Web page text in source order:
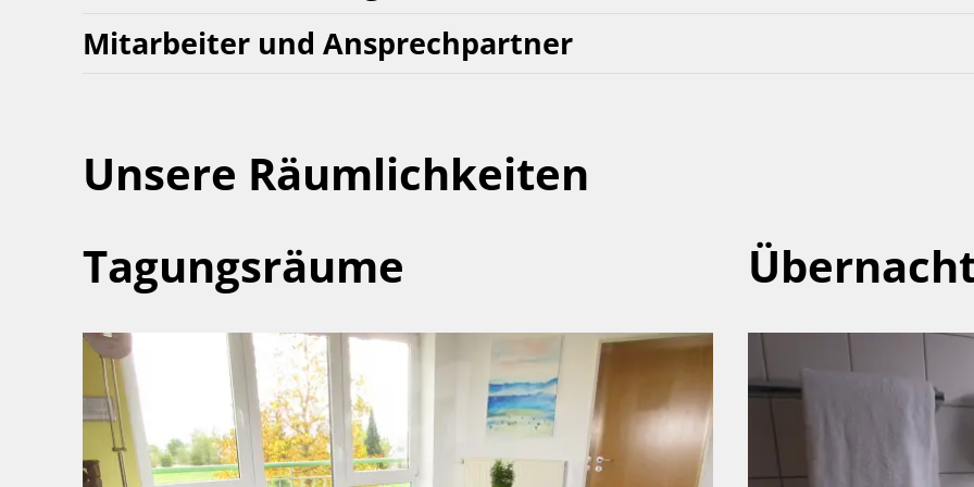
Mitarbeiter und Ansprechpartner
Unsere Räumlichkeiten
Tagungsräume